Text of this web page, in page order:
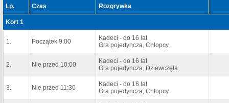
Lp. Czas Rozgrywka
Kort 1
1. Początek 9:00
Kadeci - do 16 lat
Gra pojedyncza, Chłopcy
2. Nie przed 10:00
Kadeci - do 16 lat
Gra pojedyncza, Dziewczęta
3. Nie przed 11:30
Kadeci - do 16 lat
Gra pojedyncza, Chłopcy